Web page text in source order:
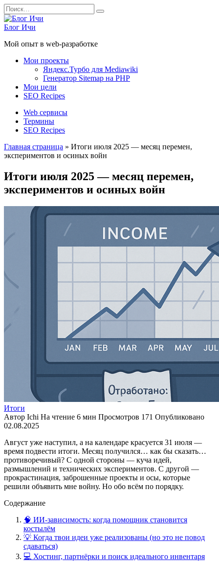
Перейти
к
содержанию
Search
for:
Блог Ичи
Мой опыт в web-разработке
Мои проекты
Яндекс.Турбо для Mediawiki
Генератор Sitemap на PHP
Мои цели
SEO Recipes
Web сервисы
Термины
SEO Recipes
Главная страница » Итоги июля 2025 — месяц перемен,
экспериментов и осиных войн
Итоги июля 2025 — месяц перемен,
экспериментов и осиных войн
Итоги
Автор Ichi На чтение 6 мин Просмотров 171 Опубликовано
02.08.2025
Август уже наступил, а на календаре красуется 31 июля —
время подвести итоги. Месяц получился… как бы сказать…
противоречивый? С одной стороны — куча идей,
размышлений и технических экспериментов. С другой —
прокрастинация, заброшенные проекты и осы, которые
решили объявить мне войну. Но обо всём по порядку.
Содержание
🧠 ИИ-зависимость: когда помощник становится
костылём
💡 Когда твои идеи уже реализованы (но это не повод
сдаваться)
💻 Хостинг, партнёрки и поиск идеального инвентаря